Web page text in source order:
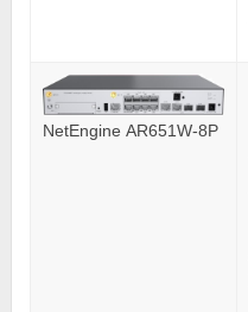
NetEngine AR651W-8P